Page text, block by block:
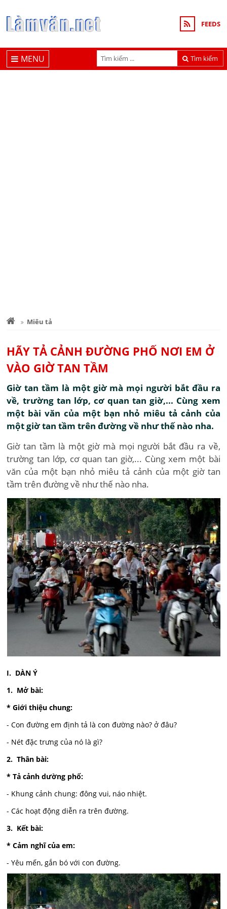
FEEDS
Tìm kiếm
MENU
Miêu tả
HÃY TẢ CẢNH ĐƯỜNG PHỐ NƠI EM Ở
VÀO GIỜ TAN TẦM
Giờ tan tầm là một giờ mà mọi người bắt đầu ra
về, trường tan lớp, cơ quan tan giờ,... Cùng xem
một bài văn của một bạn nhỏ miêu tả cảnh của
một giờ tan tầm trên đường về như thế nào nha.
Giờ tan tầm là một giờ mà mọi người bắt đầu ra về,
trường tan lớp, cơ quan tan giờ,... Cùng xem một bài
văn của một bạn nhỏ miêu tả cảnh của một giờ tan
tầm trên đường về như thế nào nha.
I. DÀN Ý
1. Mở bài:
* Giới thiệu chung:
- Con đường em định tả là con đường nào? ở đâu?
- Nét đặc trưng của nó là gì?
2. Thân bài:
* Tả cảnh dường phố:
- Khung cảnh chung: đông vui, náo nhiệt.
- Các hoạt động diễn ra trên đường.
3. Kết bài:
* Cảm nghĩ của em:
- Yêu mến, gắn bó với con đường.